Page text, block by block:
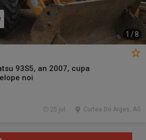
1 / 8
93S5, an 2007, cupa
noi
Curtea De Arges, AG
25 jul.